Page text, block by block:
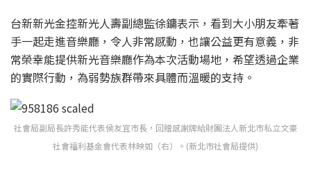
台新新光金控新光人壽副總監徐鏞表示，看到大小朋友牽著
手一起走進音樂廳，令人非常感動，也讓公益更有意義，非
常榮幸能提供新光音樂廳作為本次活動場地，希望透過企業
的實際行動，為弱勢族群帶來具體而溫暖的支持。
社會局副局長許秀能代表侯友宜市長，回贈感謝牌給財團法人新北市私立文豪
社會福利基金會代表林映如（右）。(新北市社會局提供)